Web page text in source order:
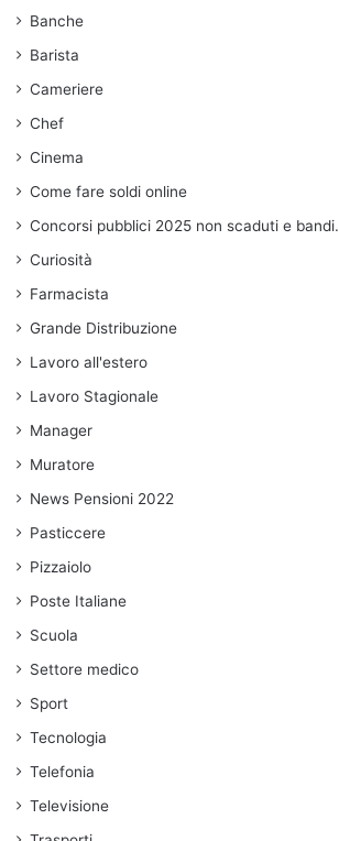
Banche
Barista
Cameriere
Chef
Cinema
Come fare soldi online
Concorsi pubblici 2025 non scaduti e bandi.
Curiosità
Farmacista
Grande Distribuzione
Lavoro all'estero
Lavoro Stagionale
Manager
Muratore
News Pensioni 2022
Pasticcere
Pizzaiolo
Poste Italiane
Scuola
Settore medico
Sport
Tecnologia
Telefonia
Televisione